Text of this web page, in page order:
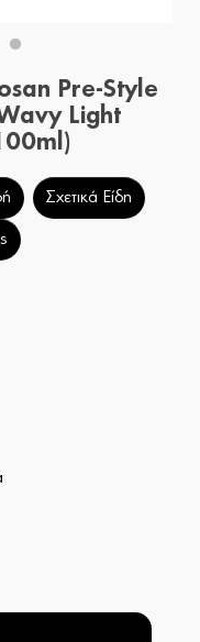
Pre-Style
Light
Σχετικά Είδη